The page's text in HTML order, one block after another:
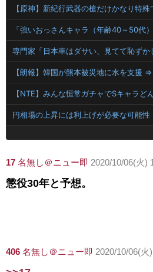
【原神】新紀行武器の槍だけかなり特
専門家「日本車はダサい、見てて恥ずか
【NTE】みんな恒常ガチャでSキャラど
円相場の上昇には利上げが必要な可能
17 名無し＠ニュー即 2020/10/06(火)
懲役30年と予想。
406 名無し＠ニュー即 2020/10/06(火